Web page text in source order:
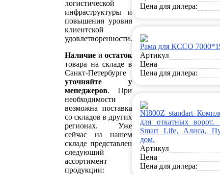
логистической
инфраструктуры и
повышения уровня
клиентской
удовлетворенности.
Наличие и остаток
товара на складе в
Санкт-Петербурге
уточняйте у
менеджеров. При
необходимости
возможна поставка
со складов в других
регионах. Уже
сейчас на нашем
складе представлен
следующий
ассортимент
продукции:
Цена для дилера:
Рама для КССО
Артикул
Цена
Цена для дилера:
NI800Z standart
для откатных ворот.
Smart Life, Алиса,
дом.
Артикул
Цена
Цена для дилера: